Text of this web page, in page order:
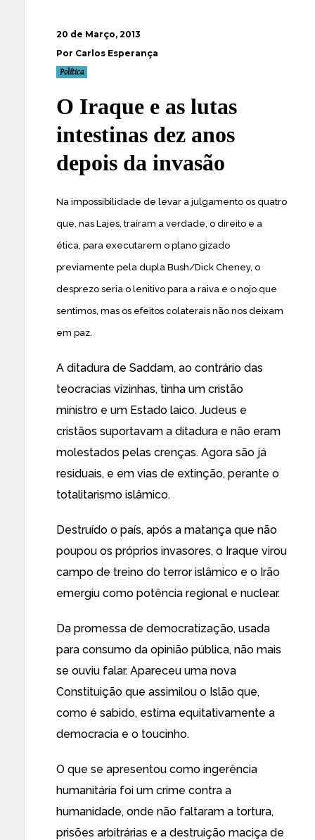
20 de Março, 2013
Por Carlos Esperança
Política
O Iraque e as lutas
intestinas dez anos
depois da invasão
Na impossibilidade de levar a julgamento os quatro
que, nas Lajes, traíram a verdade, o direito e a
ética, para executarem o plano gizado
previamente pela dupla Bush/Dick Cheney, o
desprezo seria o lenitivo para a raiva e o nojo que
sentimos, mas os efeitos colaterais não nos deixam
em paz.
A ditadura de Saddam, ao contrário das
teocracias vizinhas, tinha um cristão
ministro e um Estado laico. Judeus e
cristãos suportavam a ditadura e não eram
molestados pelas crenças. Agora são já
residuais, e em vias de extinção, perante o
totalitarismo islâmico.
Destruído o país, após a matança que não
poupou os próprios invasores, o Iraque virou
campo de treino do terror islâmico e o Irão
emergiu como potência regional e nuclear.
Da promessa de democratização, usada
para consumo da opinião pública, não mais
se ouviu falar. Apareceu uma nova
Constituição que assimilou o Islão que,
como é sabido, estima equitativamente a
democracia e o toucinho.
O que se apresentou como ingerência
humanitária foi um crime contra a
humanidade, onde não faltaram a tortura,
prisões arbitrárias e a destruição maciça de